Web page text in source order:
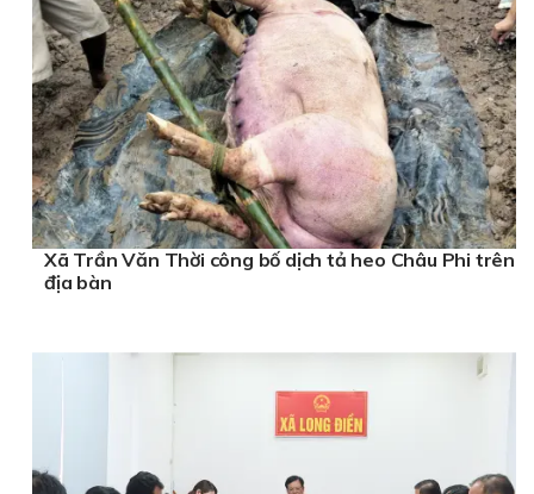
Xã Trần Văn Thời công bố dịch tả heo Châu Phi trên
địa bàn